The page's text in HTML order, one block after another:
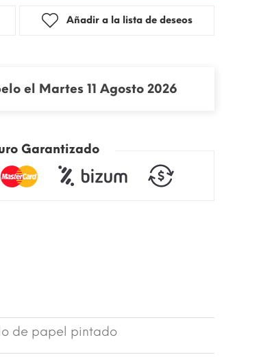
Añadir a la lista de deseos
el Martes 11 Agosto 2026
Garantizado
de papel pintado